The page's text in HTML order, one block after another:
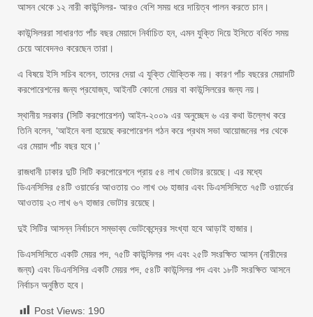
আসন থেকে ১২ নারী কাউন্সিলর- আরও বেশি সময় ধরে দায়িত্ব পালন করতে চান।
কাউন্সিলররা সাধারণত পাঁচ বছর মেয়াদে নির্বাচিত হন, এমন যুক্তি দিয়ে ইসিতে বর্ধিত সময়
চেয়ে আবেদনও করেছেন তারা।
এ বিষয়ে ইসি সচিব বলেন, তাদের দেয়া এ যুক্তি যৌক্তিক নয়। কারণ পাঁচ বছরের মেয়াদটি
করপোরেশনের জন্য প্রযোজ্য, আইনটি কোনো মেয়র বা কাউন্সিলরের জন্য নয়।
স্থানীয় সরকার (সিটি করপোরেশন) আইন-২০০৯ এর অনুচ্ছেদ ৬ এর কথা উল্লেখ করে
তিনি বলেন, ‘আইনে বলা হয়েছে করপোরেশন গঠন করে প্রথম সভা আয়োজনের পর থেকে
এর মেয়াদ পাঁচ বছর হবে।’
রাজধানী ঢাকার দুটি সিটি করপোরেশনে প্রায় ৫৪ লাখ ভোটার রয়েছে। এর মধ্যে
ডিএনসিসির ৫৪টি ওয়ার্ডের আওতায় ৩০ লাখ ৩৬ হাজার এবং ডিএসসিসিতে ৭৫টি ওয়ার্ডের
আওতায় ২৩ লাখ ৬৭ হাজার ভোটার রয়েছে।
দুই সিটির আসন্ন নির্বাচনে সম্ভাব্য ভোটকেন্দ্রের সংখ্যা হবে আড়াই হাজার।
ডিএসসিসিতে একটি মেয়র পদ, ৭৫টি কাউন্সিলর পদ এবং ২৫টি সংরক্ষিত আসন (নারীদের
জন্য) এবং ডিএনসিসির একটি মেয়র পদ, ৫৪টি কাউন্সিলর পদ এবং ১৮টি সংরক্ষিত আসনে
নির্বাচন অনুষ্ঠিত হবে।
Post Views: 190